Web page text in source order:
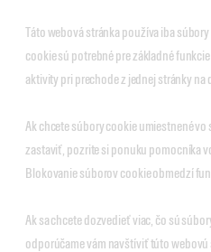
Táto webová stránka používa iba
cookie sú potrebné pre základné
aktivity pri prechode z jednej stránky na
Ak chcete súbory cookie umiestnené
zastaviť, pozrite si ponuku pomocníka
Blokovanie súborov cookie obmedzí
Ak sa chcete dozvedieť viac, čo sú
odporúčame vám navštíviť túto